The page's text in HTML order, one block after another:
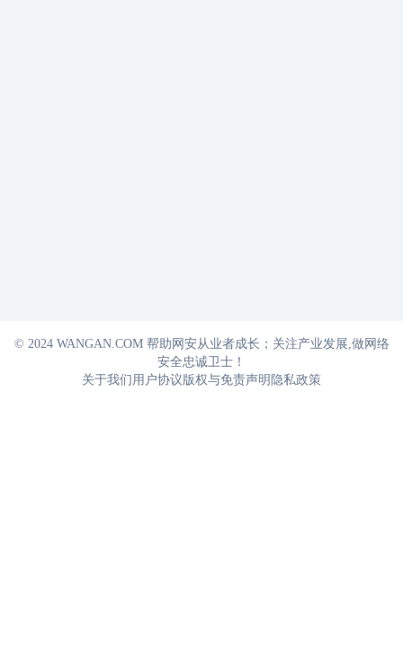
© 2024 WANGAN.COM 帮助网安从业者成长；关注产业发展,做网络
安全忠诚卫士！
关于我们 用户协议版权与免责声明 隐私政策